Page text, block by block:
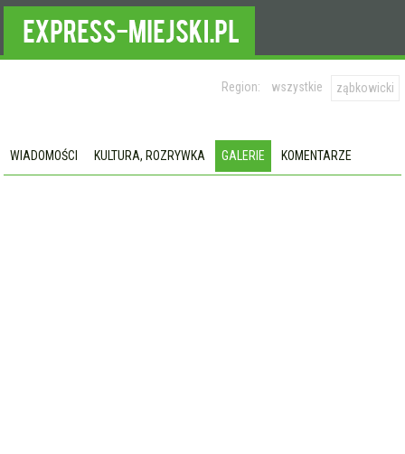
Region: wszystkie ząbkowicki
WIADOMOŚCI KULTURA, ROZRYWKA GALERIE KOMENTARZE